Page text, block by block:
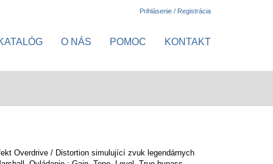
Prihlásenie / Registrácia
O NÁS POMOC KONTAKT
Overdrive / Distortion simulující zvuk legendárnych